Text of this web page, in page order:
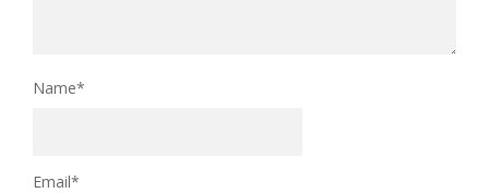
Name*
Email*